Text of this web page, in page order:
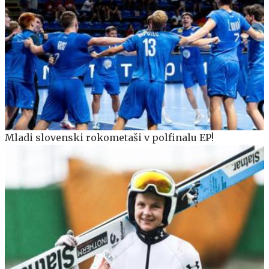
Mladi slovenski rokometaši v polfinalu EP!